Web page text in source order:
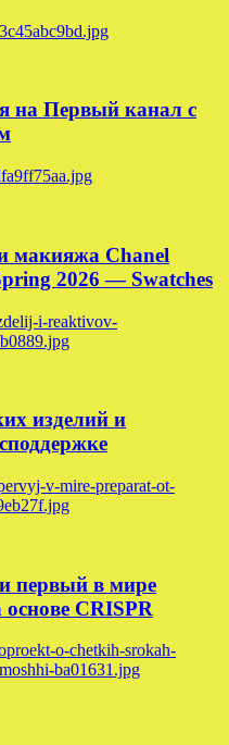
на Первый канал с
макияжа Chanel
2026 — Swatches
изделий и
первый в мире
основе CRISPR